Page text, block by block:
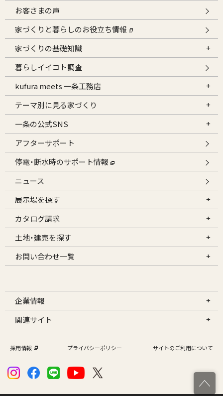
お客さまの声
家づくりと暮らしのお役立ち情報
家づくりの基礎知識
暮らしイイコト調査
kufura meets 一条工務店
テーマ別に見る家づくり
一条の公式SNS
アフターサポート
停電・断水時のサポート情報
ニュース
展示場を探す
カタログ請求
土地・建売を探す
お問い合わせ一覧
企業情報
関連サイト
採用情報 プライバシーポリシー サイトのご利用について